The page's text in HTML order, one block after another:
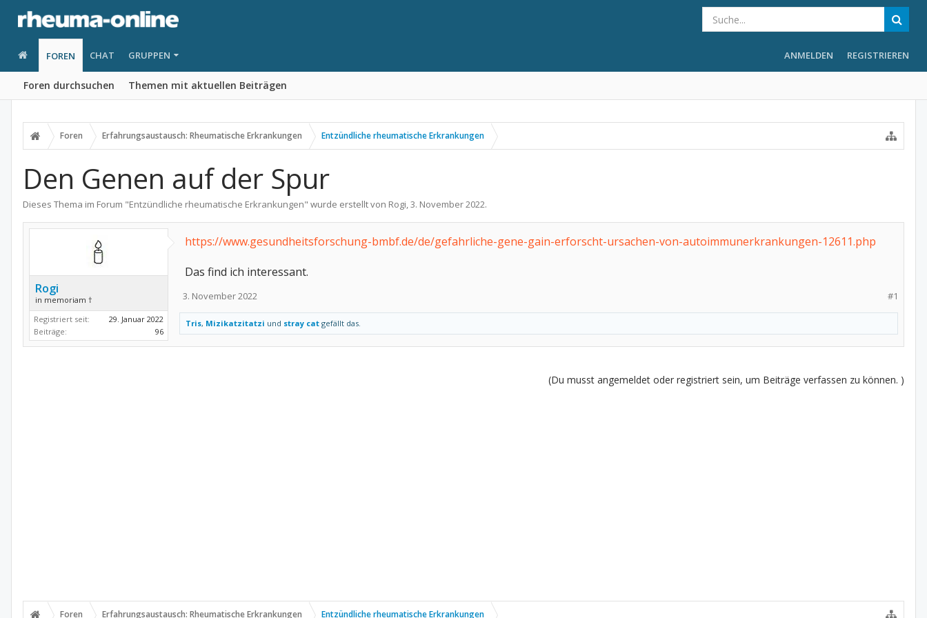
FOREN
Foren durchsuchen Themen mit aktuellen Beiträgen
CHAT GRUPPEN ANMELDEN REGISTRIEREN
Foren Erfahrungsaustausch: Rheumatische Erkrankungen Entzündliche rheumatische Erkrankungen
Den Genen auf der Spur
Dieses Thema im Forum "Entzündliche rheumatische Erkrankungen" wurde erstellt von Rogi,3. November 2022.
Rogi
in memoriam †
Registriert seit:
29. Januar 2022
Beiträge:
96
https://www.gesundheitsforschung-bmbf.de/de/gefahrliche-gene-gain-erforscht-ursachen-von-autoimmunerkrankungen-12611.php
Das find ich interessant.
#1
3. November 2022
Tris, Mizikatzitatzi und stray cat gefällt das.
(Du musst angemeldet oder registriert sein, um Beiträge verfassen zu können. )
Foren Erfahrungsaustausch: Rheumatische Erkrankungen Entzündliche rheumatische Erkrankungen